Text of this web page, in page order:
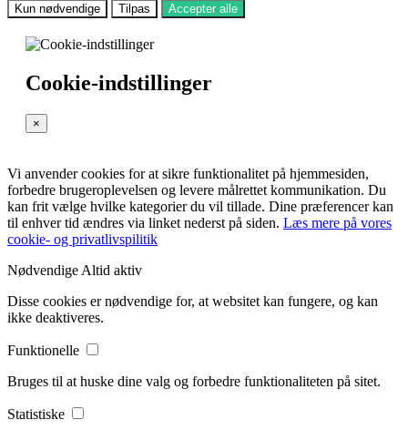
Kun nødvendige Tilpas Accepter alle
Cookie-indstillinger
×
Vi anvender cookies for at sikre funktionalitet på hjemmesiden,
forbedre brugeroplevelsen og levere målrettet kommunikation. Du
kan frit vælge hvilke kategorier du vil tillade. Dine præferencer kan
til enhver tid ændres via linket nederst på siden. Læs mere på vores
cookie- og privatlivspilitik
Nødvendige Altid aktiv
Disse cookies er nødvendige for, at websitet kan fungere, og kan
ikke deaktiveres.
Funktionelle
Bruges til at huske dine valg og forbedre funktionaliteten på sitet.
Statistiske